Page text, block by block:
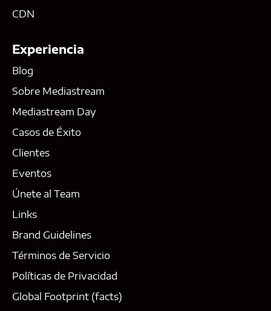
CDN
Experiencia
Blog
Sobre Mediastream
Mediastream Day
Casos de Éxito
Clientes
Eventos
Únete al Team
Links
Brand Guidelines
Términos de Servicio
Políticas de Privacidad
Global Footprint (facts)